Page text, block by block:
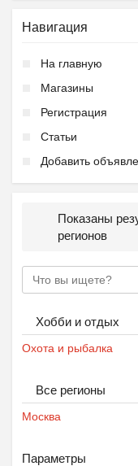
Навигация
На главную
Магазины
Регистрация
Статьи
Добавить
Показаны
регионов
Хобби и отдых
Охота и рыбалка
Все регионы
Москва
Параметры